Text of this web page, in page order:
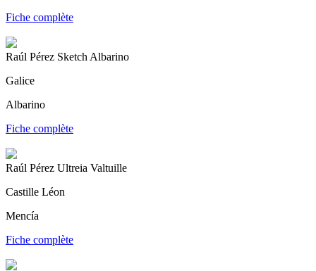
Fiche complète
Raúl Pérez Sketch Albarino
Galice
Albarino
Fiche complète
Raúl Pérez Ultreia Valtuille
Castille Léon
Mencía
Fiche complète